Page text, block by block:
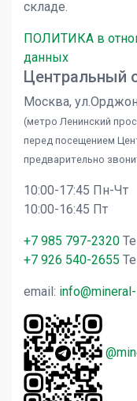
складе.
ПОЛИТИКА в
данных
Центральный
Москва,
(метро Ленинский
перед посещением
предварительно
10:00-17:45 Пн-Чт
10:00-16:45 Пт
+7 985 797-2320
+7 926 540-2655
email: